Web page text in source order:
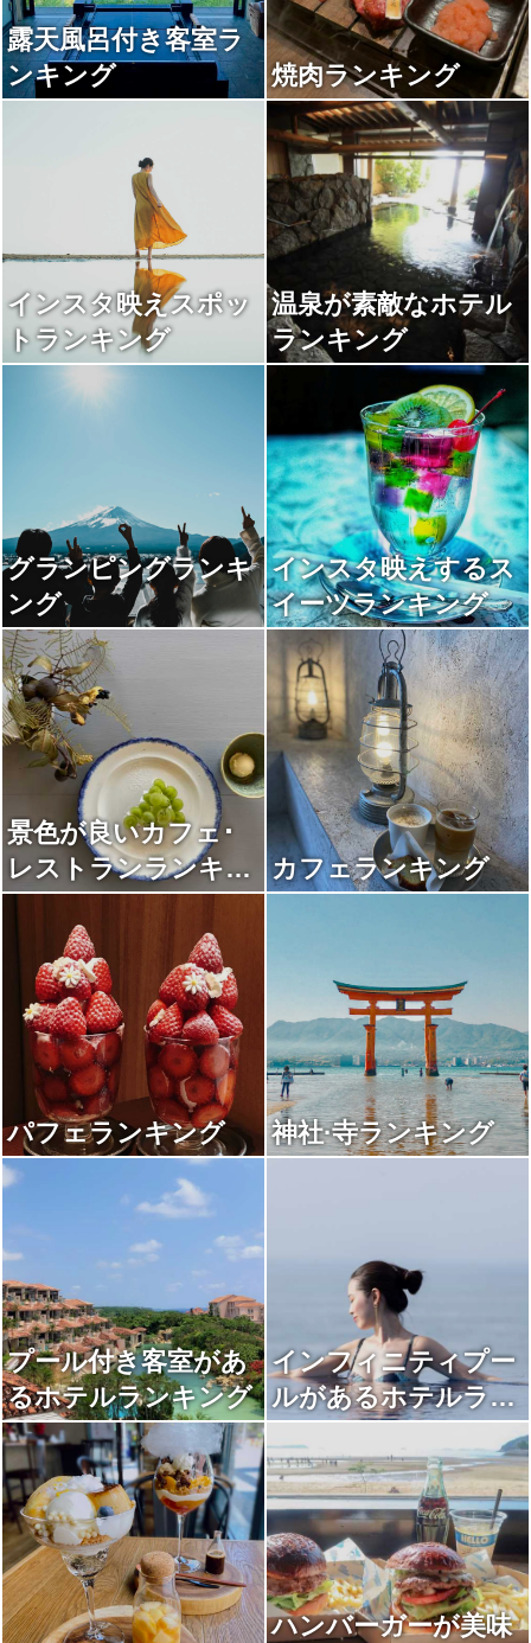
露天風呂付き客室ラ
ンキング
焼肉ランキング
インスタ映えスポッ
トランキング
温泉が素敵なホテル
ランキング
グランピングランキ
ング
インスタ映えするス
イーツランキング
景色が良いカフェ･
レストランランキン
グ
カフェランキング
パフェランキング 神社·寺ランキング
プール付き客室があ
るホテルランキング
インフィニティプー
ルがあるホテルラン
キング
ハンバーガーが美味